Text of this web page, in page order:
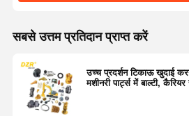
सबसे उत्तम प्रतिदान प्राप्त करें
उच्च प्रदर्शन टिकाऊ खुदाई करने
मशीनरी पार्ट्स में बाल्टी,